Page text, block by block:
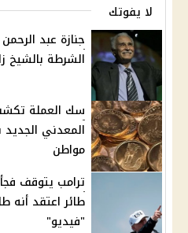
لا يفوتك
جنازة عبد
الشرطة بالشيخ
سك العملة
مواطن
ترامب يتوقف
طائر اعتقد أنه
"فيديو"